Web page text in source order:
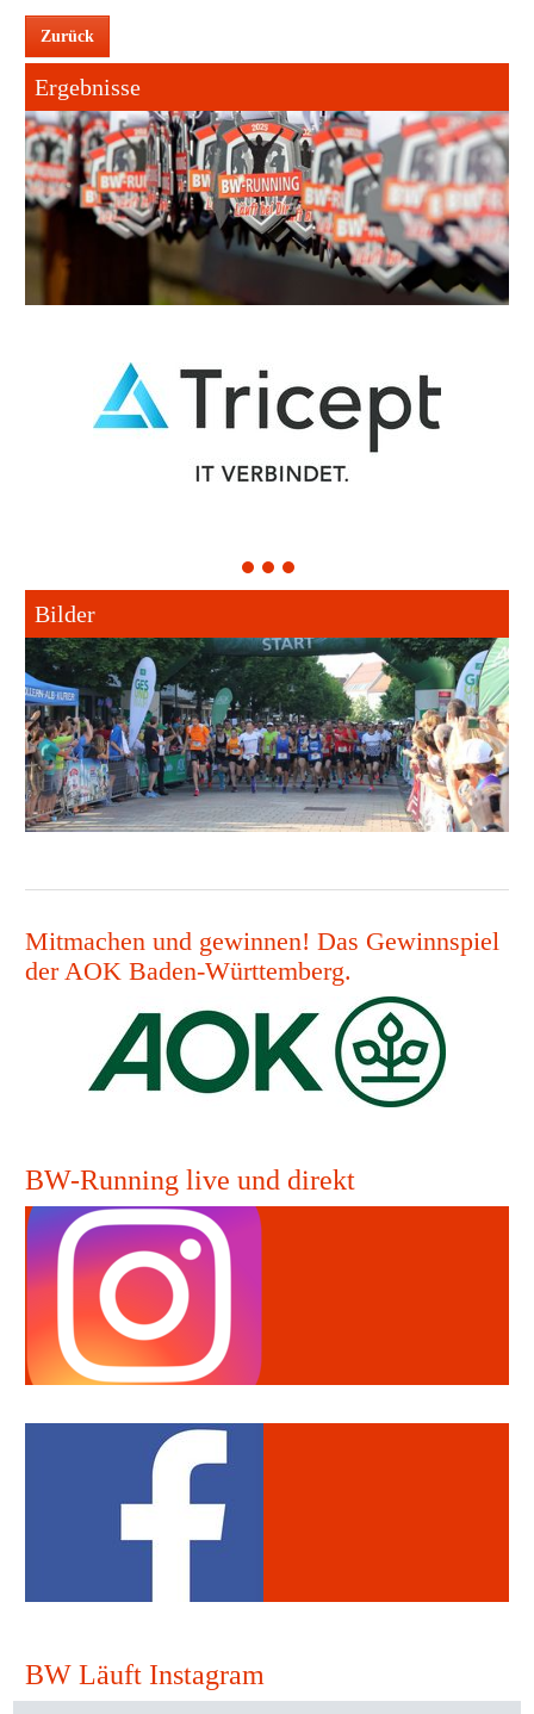
Zurück
Ergebnisse
1 2 3
Bilder
Mitmachen und gewinnen! Das Gewinnspiel
der AOK Baden-Württemberg.
BW-Running live und direkt
BW Läuft Instagram